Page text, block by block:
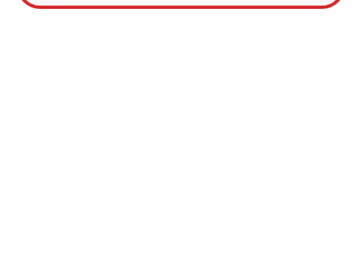
厳しい状況となっている。